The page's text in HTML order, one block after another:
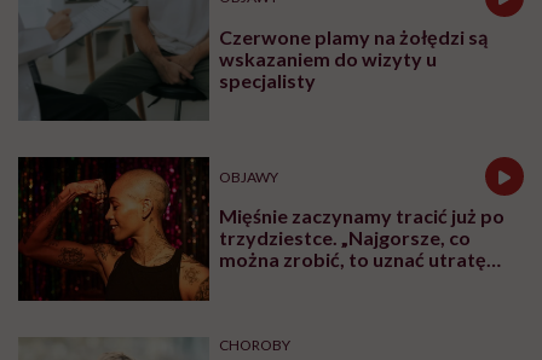
Czerwone plamy na żołędzi są
wskazaniem do wizyty u
specjalisty
OBJAWY
Mięśnie zaczynamy tracić już po
trzydziestce. „Najgorsze, co
można zrobić, to uznać utratę
CHOROBY